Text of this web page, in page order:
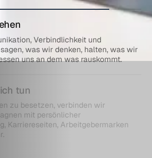
Verbindlichkeit und
was wir denken, halten, was wir
uns an dem was rauskommt.
tun
zu besetzen, verbinden wir
mit persönlicher
Karriereseiten, Arbeitgebermarken